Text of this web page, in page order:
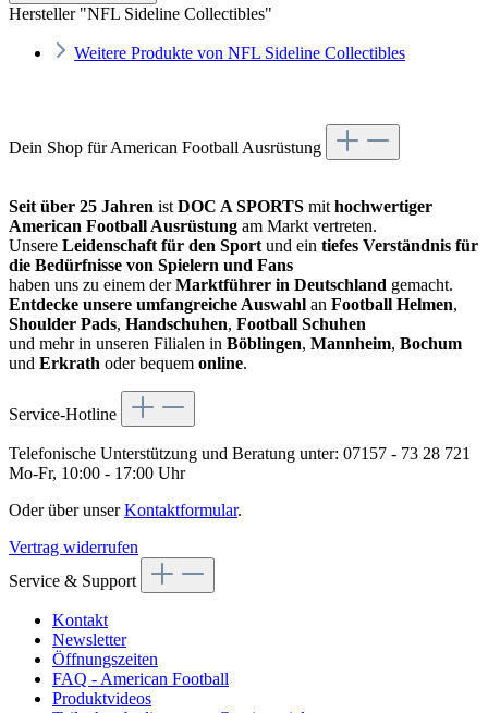
Hersteller "NFL Sideline Collectibles"
Weitere Produkte von NFL Sideline Collectibles
Dein Shop für American Football Ausrüstung
Seit über 25 Jahren ist DOC A SPORTS mit hochwertiger
American Football Ausrüstung am Markt vertreten.
Unsere Leidenschaft für den Sport und ein tiefes Verständnis für
die Bedürfnisse von Spielern und Fans
haben uns zu einem derMarktführer in Deutschland gemacht.
Entdecke unsere umfangreiche Auswahl an Football Helmen,
Shoulder Pads, Handschuhen, Football Schuhen
und mehr in unseren Filialen in Böblingen, Mannheim, Bochum
und Erkrath oder bequem online.
Service-Hotline
Telefonische Unterstützung und Beratung unter: 07157 - 73 28 721
Mo-Fr, 10:00 - 17:00 Uhr
Oder über unserKontaktformular.
Vertrag widerrufen
Service & Support
Kontakt
Newsletter
Öffnungszeiten
FAQ - American Football
Produktvideos